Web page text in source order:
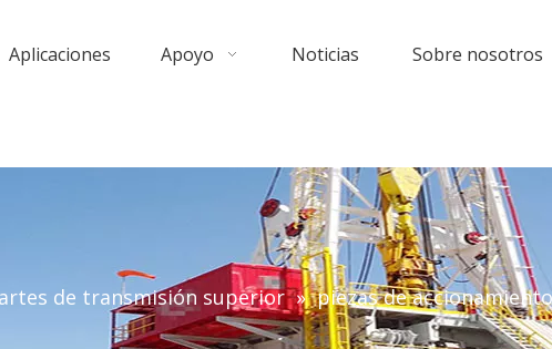
Aplicaciones Apoyo Noticias Sobre nosotros
de transmisión superior » piezas de